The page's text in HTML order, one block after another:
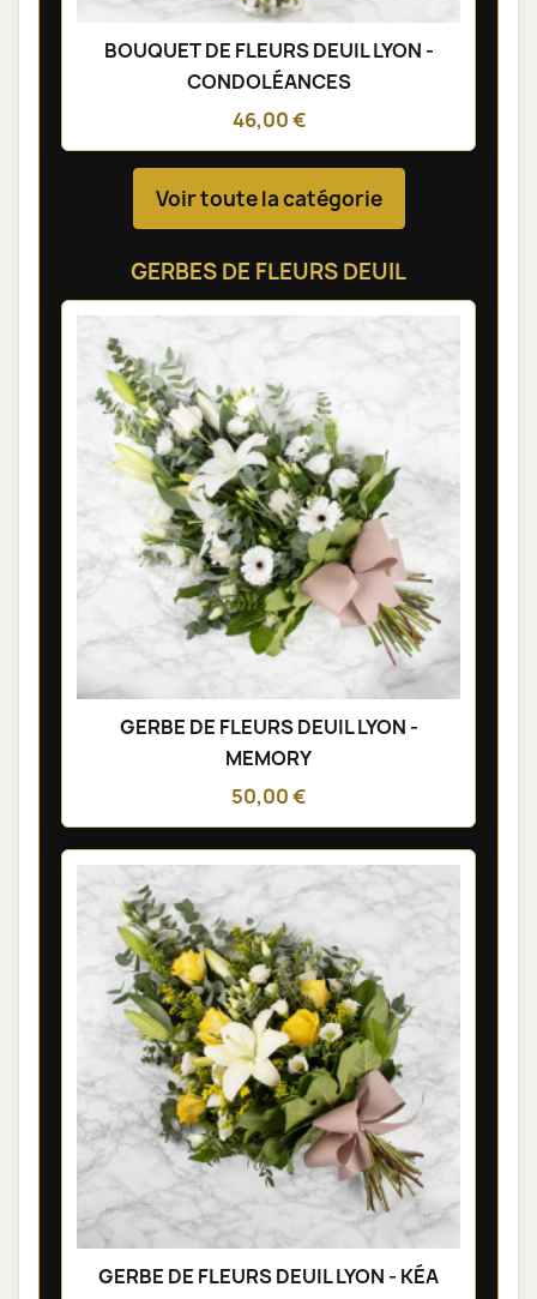
BOUQUET DE FLEURS DEUIL LYON -
CONDOLÉANCES
46,00 €
Voir toute la catégorie
GERBES DE FLEURS DEUIL
GERBE DE FLEURS DEUIL LYON -
MEMORY
50,00 €
GERBE DE FLEURS DEUIL LYON - KÉA